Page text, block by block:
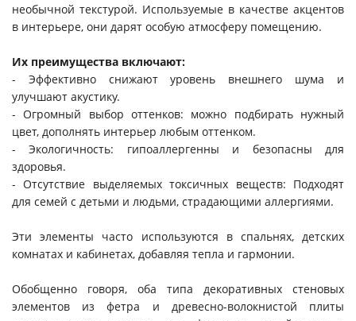
необычной текстурой. Используемые в качестве акцентов
в интерьере, они дарят особую атмосферу помещению.
Их преимущества включают:
- Эффективно снижают уровень внешнего шума и
улучшают акустику.
- Огромный выбор оттенков: можно подбирать нужный
цвет, дополнять интерьер любым оттенком.
- Экологичность: гипоаллергенны и безопасны для
здоровья.
- Отсутствие выделяемых токсичных веществ: Подходят
для семей с детьми и людьми, страдающими аллергиями.
Эти элементы часто используются в спальнях, детских
комнатах и кабинетах, добавляя тепла и гармонии.
Обобщенно говоря, оба типа декоративных стеновых
элементов из фетра и древесно-волокнистой плиты